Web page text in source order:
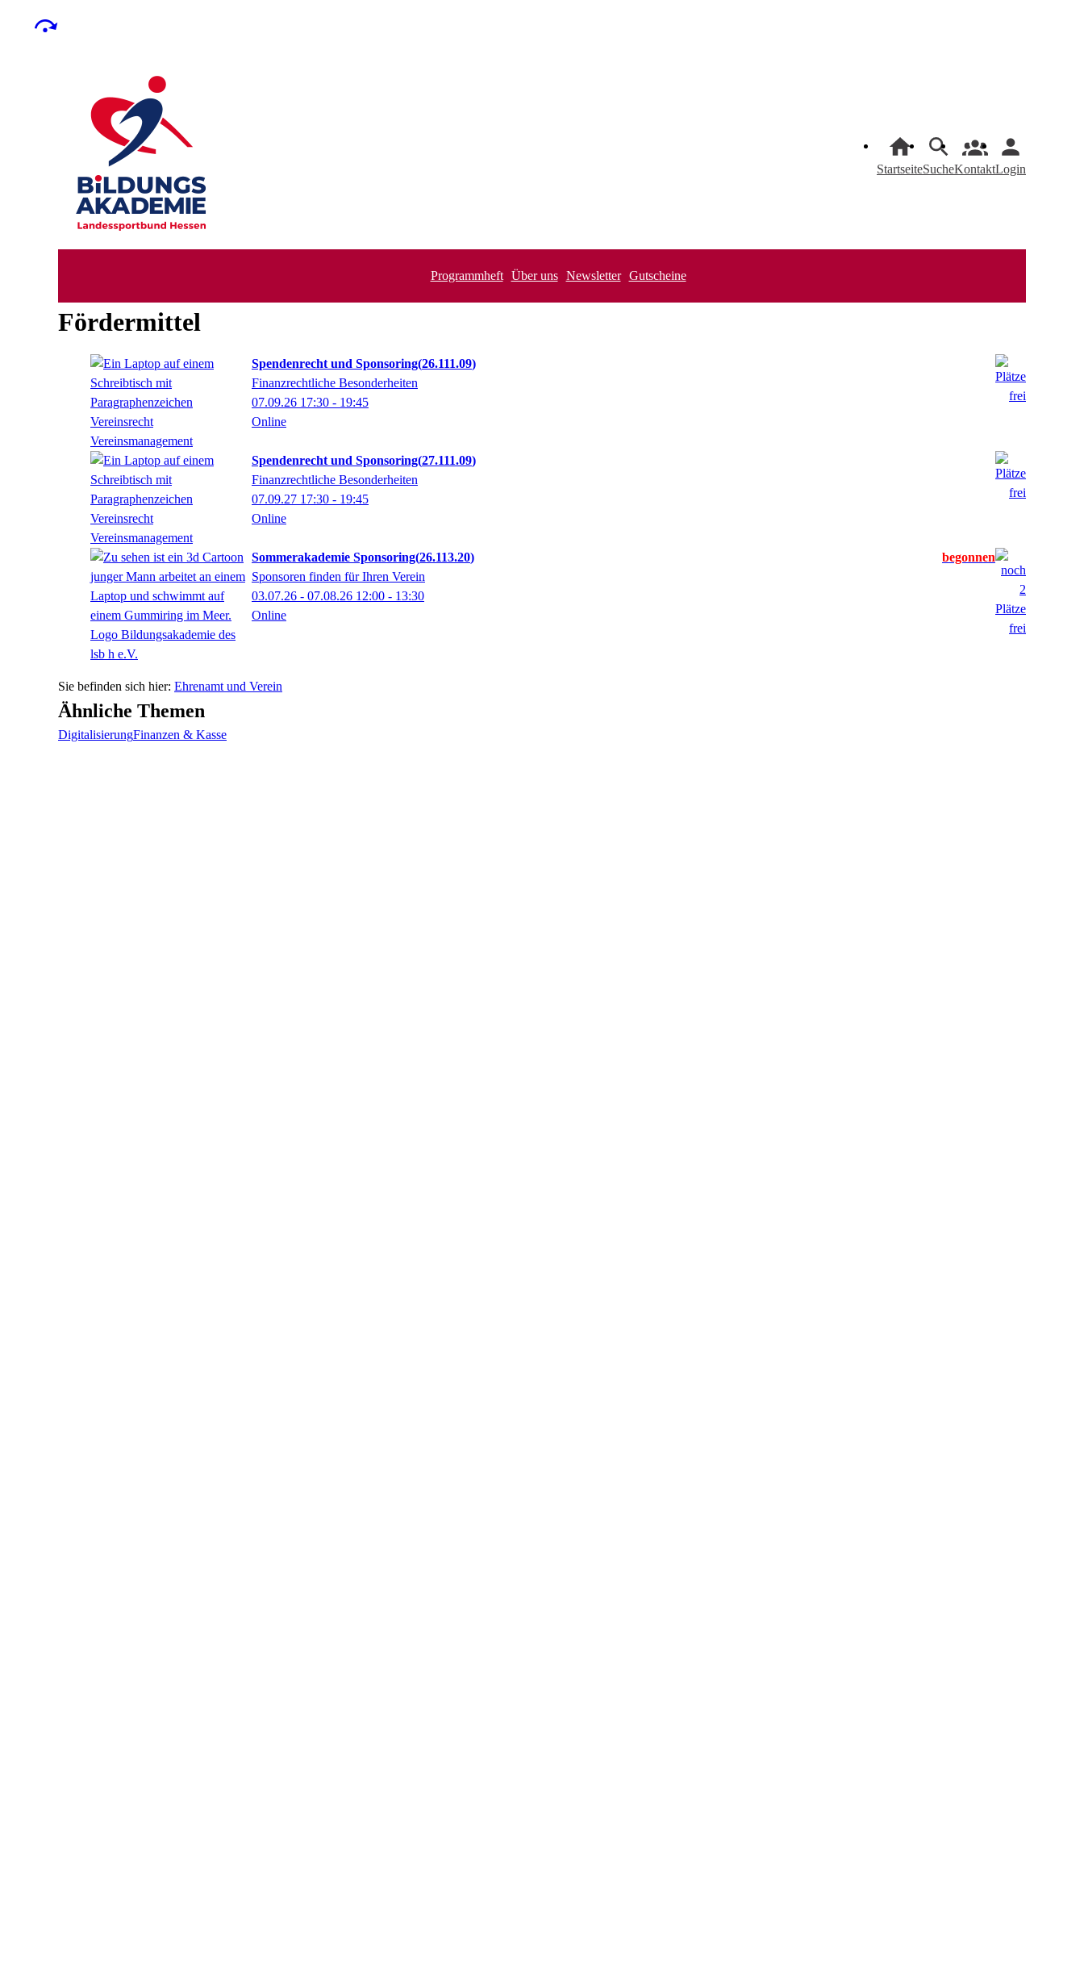
StartseiteSucheKontaktLogin
Programmheft Über uns Newsletter Gutscheine
Fördermittel
Sommerakademie Sponsoring 26.113.20
Sponsoren finden für Ihren Verein
03.07.26 - 07.08.26 12:00 - 13:30
Online
Spendenrecht und Sponsoring 26.111.09
Finanzrechtliche Besonderheiten
07.09.26 17:30 - 19:45
Online
Spendenrecht und Sponsoring 27.111.09
Finanzrechtliche Besonderheiten
07.09.27 17:30 - 19:45
Online
Ehrenamt und Verein
Ähnliche Themen
DigitalisierungFinanzen & Kasse